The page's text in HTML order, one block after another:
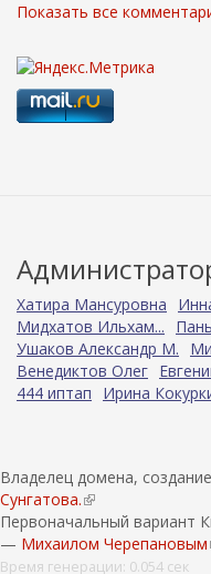
Показать все
Хатира Мансуровна
Мидхатов Ильхам...
Ушаков Александр М.
Венедиктов Олег
444 иптап
Ирина
Владелец домена,
Сунгатова.(
в
н
е
Первоначальный вариант
— Михаилом Черепановым(
Время генерации: 0.054 сек